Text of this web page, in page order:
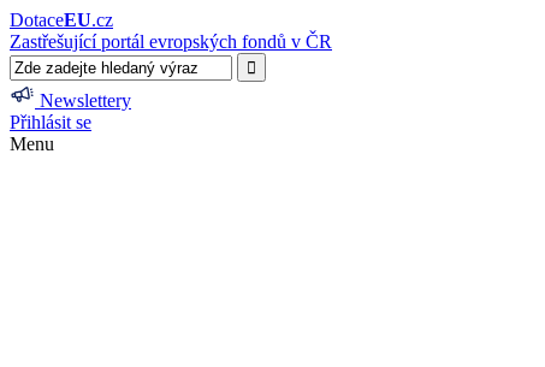
DotaceEU.cz
Zastřešující portál evropských fondů v ČR
Newslettery
Přihlásit se
Menu